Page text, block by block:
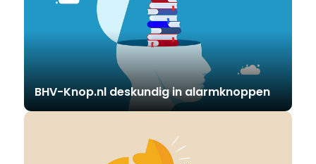
BHV-Knop.nl deskundig in alarmknoppen